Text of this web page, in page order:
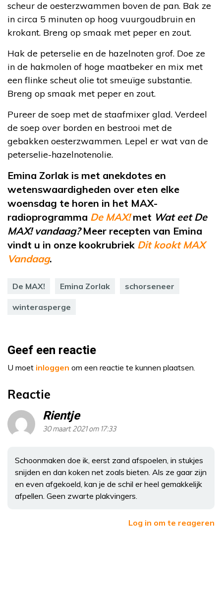
scheur de oesterzwammen boven de pan. Bak ze
in circa 5 minuten op hoog vuurgoudbruin en
krokant. Breng op smaak met peper en zout.
Hak de peterselie en de hazelnoten grof. Doe ze
in de hakmolen of hoge maatbeker en mix met
een flinke scheut olie tot smeuïge substantie.
Breng op smaak met peper en zout.
Pureer de soep met de staafmixer glad. Verdeel
de soep over borden en bestrooi met de
gebakken oesterzwammen. Lepel er wat van de
peterselie-hazelnotenolie.
Emina Zorlak is met anekdotes en
wetenswaardigheden over eten elke
woensdag te horen in het MAX-
radioprogramma De MAX!met Wat eet De
MAX! vandaag?Meer recepten van Emina
vindt u in onze kookrubriek Dit kookt MAX
Vandaag.
De MAX! Emina Zorlak schorseneer
winterasperge
Geef een reactie
U moet inloggen om een reactie te kunnen plaatsen.
Reactie
Rientje
30 maart 2021 om 17:33
Schoonmaken doe ik, eerst zand afspoelen, in stukjes
snijden en dan koken net zoals bieten. Als ze gaar zijn
en even afgekoeld, kan je de schil er heel gemakkelijk
afpellen. Geen zwarte plakvingers.
Log in om te reageren